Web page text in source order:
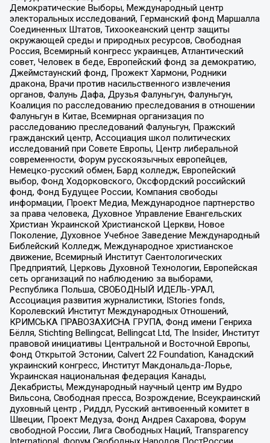
Демократические Выборы, Международный центр
электоральных исследований, Германский фонд Маршалла
Соединенных Штатов, Тихоокеанский центр защиты
окружающей среды и природных ресурсов, Свободная
Россия, Всемирный конгресс украинцев, Атлантический
совет, Человек в беде, Европейский фонд за демократию,
Джеймстаунский фонд, Прожект Хармони, Родники
дракона, Врачи против насильственного извлечения
органов, Фалунь Дафа, Друзья Фалуньгун, Фалуньгун,
Коалиция по расследованию преследования в отношении
Фалуньгун в Китае, Всемирная организация по
расследованию преследований Фалуньгун, Пражский
гражданский центр, Ассоциация школ политических
исследований при Совете Европы, Центр либеральной
современности, Форум русскоязычных европейцев,
Немецко-русский обмен, Бард колледж, Европейский
выбор, Фонд Ходорковского, Оксфордский российский
фонд, Фонд Будущее России, Компания свободы
информации, Проект Медиа, Международное партнерство
за права человека, Духовное Управление Евангельских
Христиан Украинской Христианской Церкви, Новое
Поколение, Духовное Учебное Заведение Международный
Библейский Колледж, Международное христианское
движение, Всемирный Институт Саентологических
Предприятий, Церковь Духовной Технологии, Европейская
сеть организаций по наблюдению за выборами,
Республика Польша, СВОБОДНЫЙ ИДЕЛЬ-УРАЛ,
Ассоциация развития журналистики, IStories fonds,
Королевский Институт Международных Отношений,
КРИМСЬКА ПРАВОЗАХИСНА ГРУПА, Фонд имени Генриха
Бёлля, Stichting Bellingcat, Bellingcat Ltd, The Insider, Институт
правовой инициативы Центральной и Восточной Европы,
Фонд Открытой Эстонии, Calvert 22 Foundation, Канадский
украинский конгресс, Институт Макдональда-Лорье,
Украинская национальная федерация Канады,
Декабристы, Международный научный центр им Вудро
Вильсона, Свободная пресса, Возрождение, Всеукраинский
духовный центр , Риддл, Русский антивоенный комитет в
Швеции, Проект Медуза, Фонд Андрея Сахарова, Форум
свободной России, Лига Свободных Наций, Transparеncy